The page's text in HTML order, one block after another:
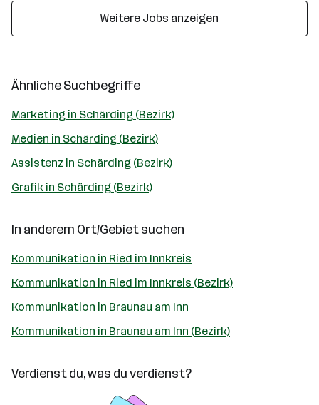
Weitere Jobs anzeigen
Ähnliche Suchbegriffe
Marketing in Schärding (Bezirk)
Medien in Schärding (Bezirk)
Assistenz in Schärding (Bezirk)
Grafik in Schärding (Bezirk)
In anderem Ort/Gebiet suchen
Kommunikation in Ried im Innkreis
Kommunikation in Ried im Innkreis (Bezirk)
Kommunikation in Braunau am Inn
Kommunikation in Braunau am Inn (Bezirk)
Verdienst du, was du verdienst?